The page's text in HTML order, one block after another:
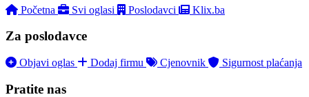
Početna Svi oglasi Poslodavci Klix.ba
Za poslodavce
Objavi oglas Dodaj firmu Cjenovnik Sigurnost plaćanja
Pratite nas